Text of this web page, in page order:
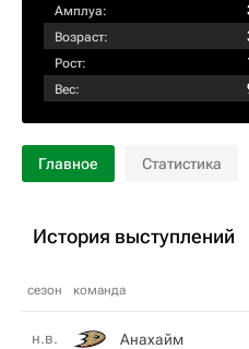
Амплуа:
Возраст:
Рост:
Вес:
Главное Статистика
История выступлений
сезон команда
н.в. Анахайм